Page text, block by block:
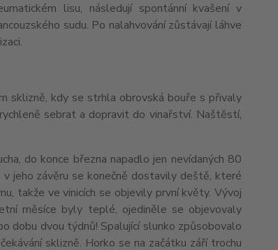
lisu, následují spontánní kvašení v
sudu. Po nalahvování zůstávají láhve
sklizně, kdy se strhla obrovská bouře s přivaly
sebrat a dopravit do vinařství. Naštěstí,
do konce března napadlo jen nevídaných 80
jeho závěru se konečně dostavily deště, které
takže ve vinicích se objevily první květy. Vývoj
měsíce byly teplé, ojediněle se objevovaly
dobu dvou týdnů! Spalující slunko způsobovalo
sklizně. Horko se na začátku září trochu